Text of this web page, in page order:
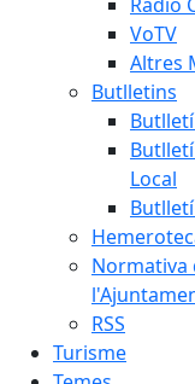
VoTV
Altres
Butlletins
Local
Normativa
RSS
Turisme